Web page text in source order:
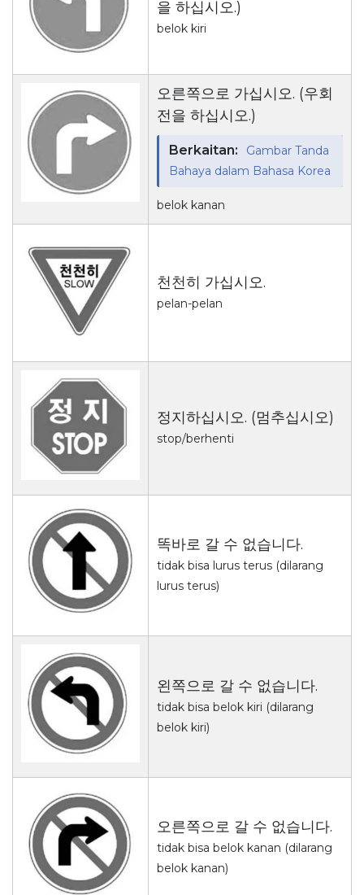
을 하십시오.)
belok kiri
오른쪽으로 가십시오. (우회
전을 하십시오.)
Berkaitan:
Gambar Tanda
Bahaya dalam Bahasa Korea
belok kanan
천천히 가십시오.
pelan-pelan
정지하십시오. (멈추십시오)
stop/berhenti
똑바로 갈 수 없습니다.
tidak bisa lurus terus (dilarang
lurus terus)
왼쪽으로 갈 수 없습니다.
tidak bisa belok kiri (dilarang
belok kiri)
오른쪽으로 갈 수 없습니다.
tidak bisa belok kanan (dilarang
belok kanan)